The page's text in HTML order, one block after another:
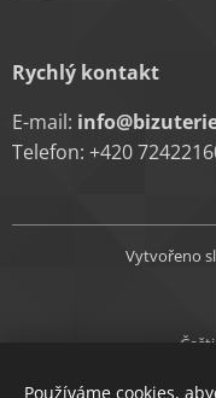
Rychlý kontakt
E-mail:
Telefon: +420
Vytvořeno
Používáme cookies,